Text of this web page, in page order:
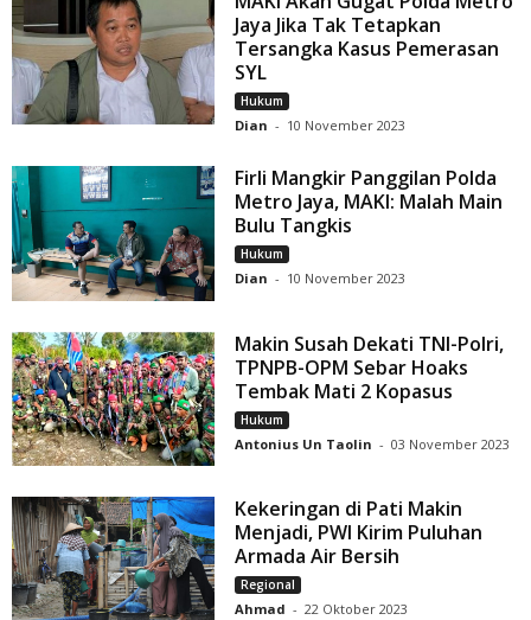
Jaya Jika Tak Tetapkan
Tersangka Kasus Pemerasan
SYL
Hukum
Dian - 10 November 2023
Firli Mangkir Panggilan Polda
Metro Jaya, MAKI: Malah Main
Bulu Tangkis
Hukum
Dian - 10 November 2023
Makin Susah Dekati TNI-Polri,
TPNPB-OPM Sebar Hoaks
Tembak Mati 2 Kopasus
Hukum
Antonius Un Taolin - 03 November 2023
Kekeringan di Pati Makin
Menjadi, PWI Kirim Puluhan
Armada Air Bersih
Regional
Ahmad - 22 Oktober 2023